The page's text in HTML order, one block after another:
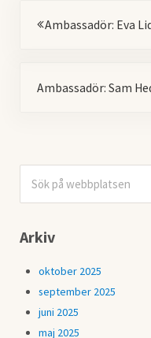
Ambassadör: Eva
Ambassadör: Sam
Sidebar
Arkiv
oktober 2025
september 2025
juni 2025
maj 2025